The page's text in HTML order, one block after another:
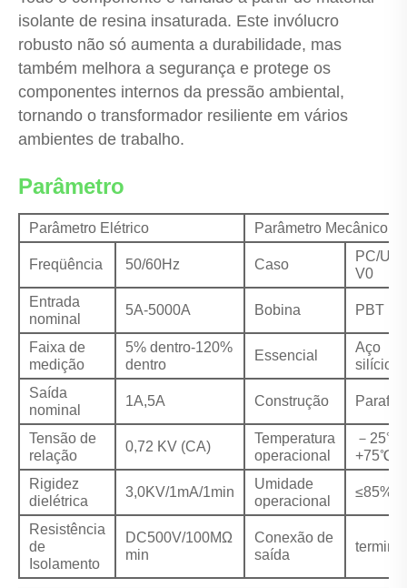
isolante de resina insaturada. Este invólucro
robusto não só aumenta a durabilidade, mas
também melhora a segurança e protege os
componentes internos da pressão ambiental,
tornando o transformador resiliente em vários
ambientes de trabalho.
Parâmetro
Parâmetro Elétrico Parâmetro Mecânico
Freqüência 50/60Hz Caso
PC/
V0
Entrada
nominal
5A-5000A Bobina PBT
Faixa de
medição
5% dentro-120%
dentro
Essencial
Aço
silício
Saída
nominal
1A,5A Construção
Tensão de
relação
0,72 KV (CA)
Temperatura
operacional
－25℃
+75℃
Rigidez
dielétrica
3,0KV/1mA/1min
Umidade
operacional
≤85%
Resistência
de
Isolamento
DC500V/100MΩ
min
Conexão de
saída
terminal